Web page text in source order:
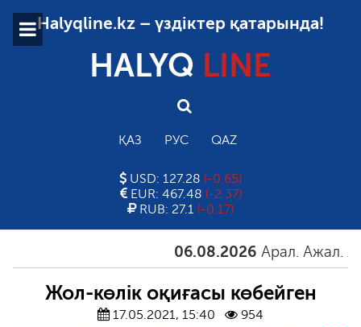
Halyqline.kz – үздіктер қатарында!
HALYQ LINE
ҚАЗ РУС QAZ
USD: 127.28 (-0.65)
EUR: 467.48 (-2.37)
RUB: 27.1 (-0.17)
06.08.2026 Арал. Ажал.
Жол-көлік оқиғасы көбейген
17.05.2021, 15:40 954